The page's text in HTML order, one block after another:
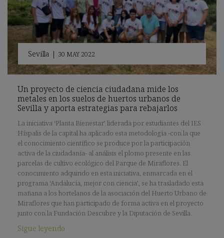
Sevilla | 30 MAY 2022
Un proyecto de ciencia ciudadana mide los
metales en los suelos de huertos urbanos de
Sevilla y aporta estrategias para rebajarlos
La iniciativa ‘Planta Bienestar’ liderada por estudiantes del IES
Híspalis de la capital ha aplicado esta metodología -con la que
el conocimiento científico se produce por la participación
activa de la ciudadanía- al análisis el plomo presente en las
parcelas de cultivo ecológico del Parque de Miraflores. El
conocimiento adquirido en esta iniciativa, enmarcada en el
programa ‘Andalucía, mejor con ciencia’, se ha trasladado esta
mañana a los hortelanos de la asociación del Huerto Urbano de
Miraflores que han participado de forma activa en el proyecto
junto con la Fundación Descubre y la Diputación de Sevilla.
Sigue leyendo